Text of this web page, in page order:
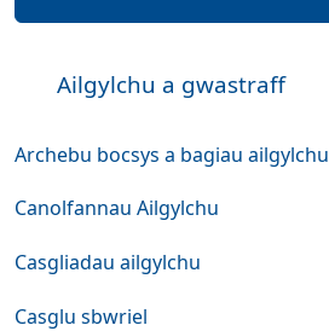
Ailgylchu a gwastraff
Archebu bocsys a bagiau ailgylchu
Canolfannau Ailgylchu
Casgliadau ailgylchu
Casglu sbwriel